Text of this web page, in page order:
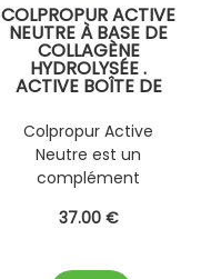
COLPROPUR ACTIVE
NEUTRE À BASE DE
COLLAGÈNE
HYDROLYSÉE .
ACTIVE BOÎTE DE
Colpropur Active
Neutre est un
complément
base de Collagène
37.00 €